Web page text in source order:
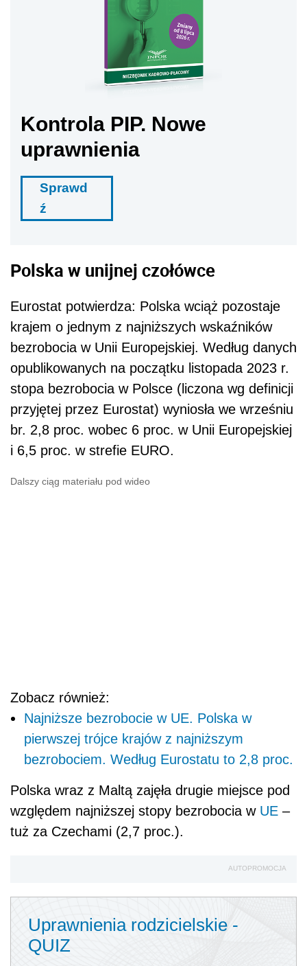
Kontrola PIP. Nowe
uprawnienia
Sprawd
ź
Polska w unijnej czołówce
Eurostat potwierdza: Polska wciąż pozostaje
krajem o jednym z najniższych wskaźników
bezrobocia w Unii Europejskiej. Według danych
opublikowanych na początku listopada 2023 r.
stopa bezrobocia w Polsce (liczona wg definicji
przyjętej przez Eurostat) wyniosła we wrześniu
br. 2,8 proc. wobec 6 proc. w Unii Europejskiej
i 6,5 proc. w strefie EURO.
Dalszy ciąg materiału pod wideo
Zobacz również:
Najniższe bezrobocie w UE. Polska w
pierwszej trójce krajów z najniższym
bezrobociem. Według Eurostatu to 2,8 proc.
Polska wraz z Maltą zajęła drugie miejsce pod
względem najniższej stopy bezrobocia w UE –
tuż za Czechami (2,7 proc.).
AUTOPROMOCJA
Uprawnienia rodzicielskie -
QUIZ